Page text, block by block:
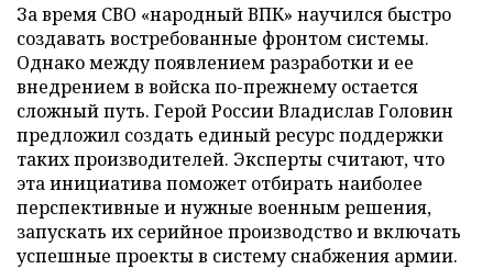
За время СВО «народный ВПК» научился быстро
создавать востребованные фронтом системы.
Однако между появлением разработки и ее
внедрением в войска по-прежнему остается
сложный путь. Герой России Владислав Головин
предложил создать единый ресурс поддержки
таких производителей. Эксперты считают, что
эта инициатива поможет отбирать наиболее
перспективные и нужные военным решения,
запускать их серийное производство и включать
успешные проекты в систему снабжения армии.